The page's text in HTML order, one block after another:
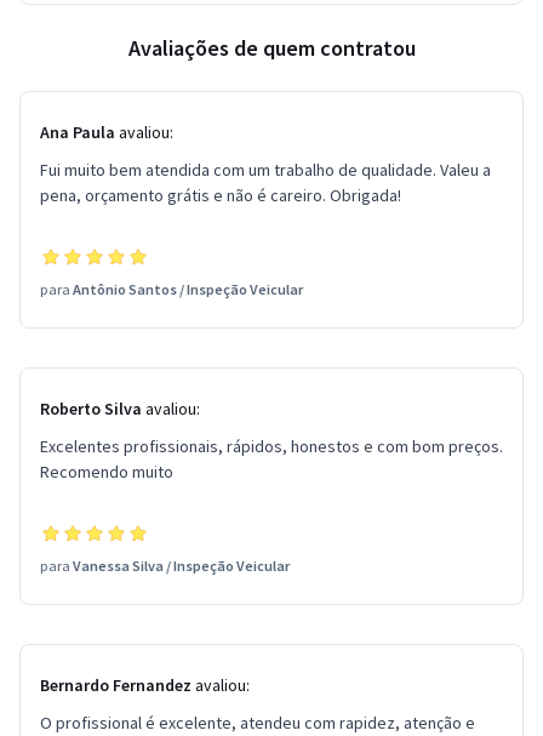
Avaliações de quem contratou
Ana Paula avaliou:
Fui muito bem atendida com um trabalho de qualidade. Valeu a
pena, orçamento grátis e não é careiro. Obrigada!
para Antônio Santos /Inspeção Veicular
Roberto Silva avaliou:
Excelentes profissionais, rápidos, honestos e com bom preços.
Recomendo muito
para Vanessa Silva /Inspeção Veicular
Bernardo Fernandez avaliou:
O profissional é excelente, atendeu com rapidez, atenção e